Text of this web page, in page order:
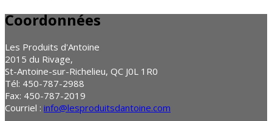
Coordonnées
Les Produits d'Antoine
2015 du Rivage,
St-Antoine-sur-Richelieu, QC J0L 1R0
Tél: 450-787-2988
Fax: 450-787-2019
Courriel : info@lesproduitsdantoine.com